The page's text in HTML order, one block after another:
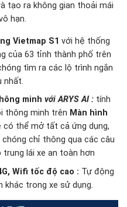
tạo ra không gian thoải mái
hạn.
Vietmap S1 với hệ thống
của 63 tỉnh thành phố trên
tìm ra các lộ trình ngắn
nhất.
minh với ARYS AI : tính
thông minh trên Màn hình
có thể mở tất cả ứng dụng,
chỉ thông qua các câu
trung lái xe an toàn hơn
Wifi tốc độ cao : Tự động
khác trong xe sử dụng.